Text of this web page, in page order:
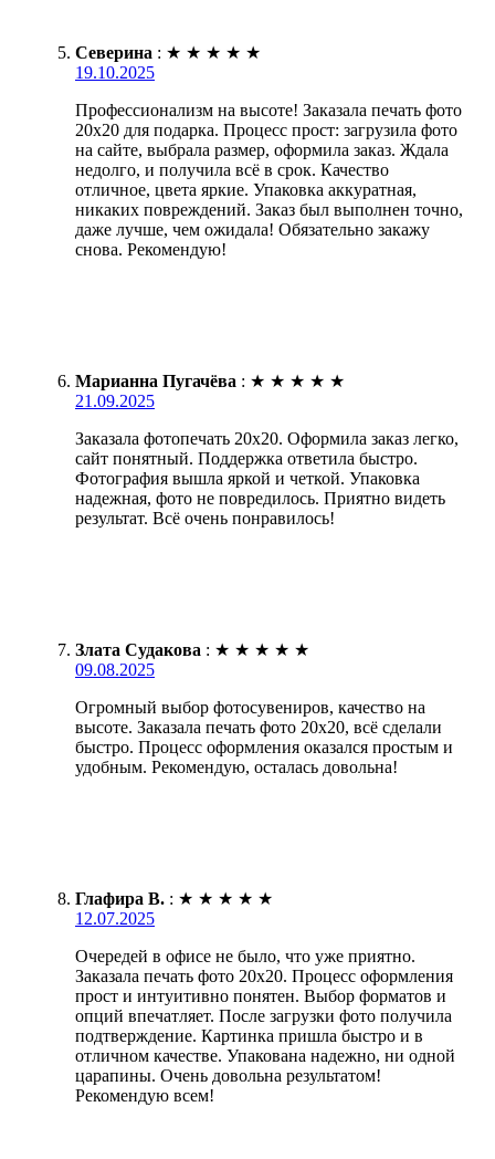
Северина : ★ ★ ★ ★ ★
19.10.2025
Профессионализм на высоте! Заказала печать фото
20х20 для подарка. Процесс прост: загрузила фото
на сайте, выбрала размер, оформила заказ. Ждала
недолго, и получила всё в срок. Качество
отличное, цвета яркие. Упаковка аккуратная,
никаких повреждений. Заказ был выполнен точно,
даже лучше, чем ожидала! Обязательно закажу
снова. Рекомендую!
Марианна Пугачёва : ★ ★ ★ ★ ★
21.09.2025
Заказала фотопечать 20х20. Оформила заказ легко,
сайт понятный. Поддержка ответила быстро.
Фотография вышла яркой и четкой. Упаковка
надежная, фото не повредилось. Приятно видеть
результат. Всё очень понравилось!
Злата Судакова : ★ ★ ★ ★ ★
09.08.2025
Огромный выбор фотосувениров, качество на
высоте. Заказала печать фото 20х20, всё сделали
быстро. Процесс оформления оказался простым и
удобным. Рекомендую, осталась довольна!
Глафира В. : ★ ★ ★ ★ ★
12.07.2025
Очередей в офисе не было, что уже приятно.
Заказала печать фото 20х20. Процесс оформления
прост и интуитивно понятен. Выбор форматов и
опций впечатляет. После загрузки фото получила
подтверждение. Картинка пришла быстро и в
отличном качестве. Упакована надежно, ни одной
царапины. Очень довольна результатом!
Рекомендую всем!